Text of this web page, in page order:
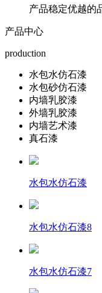
产品稳定优越的
产品中心
production
水包水仿石漆
水包砂仿石漆
内墙乳胶漆
外墙乳胶漆
内墙艺术漆
真石漆
水包水仿石漆
水包水仿石漆8
水包水仿石漆7